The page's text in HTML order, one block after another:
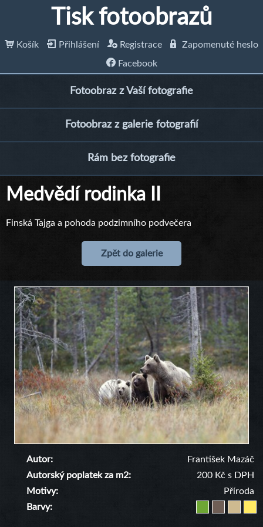
Tisk fotoobrazů
Košík Přihlášení Registrace
Zapomenuté heslo
Facebook
Fotoobraz z Vaší fotografie
Fotoobraz z galerie fotografií
Rám bez fotografie
Medvědí rodinka II
Finská Tajga a pohoda podzimního podvečera
Zpět do galerie
Autor
František Mazáč
Autorský poplatek za m2
200 Kč s DPH
Motivy
Příroda
Barvy